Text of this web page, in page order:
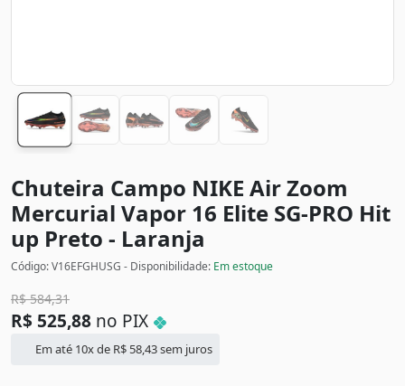
Chuteira Campo NIKE Air Zoom
Mercurial Vapor 16 Elite SG-PRO Hit
up Preto - Laranja
Código: V16EFGHUSG - Disponibilidade: Em estoque
R$584,31
R$ 525,88 no PIX
Em até 10x de R$ 58,43sem juros